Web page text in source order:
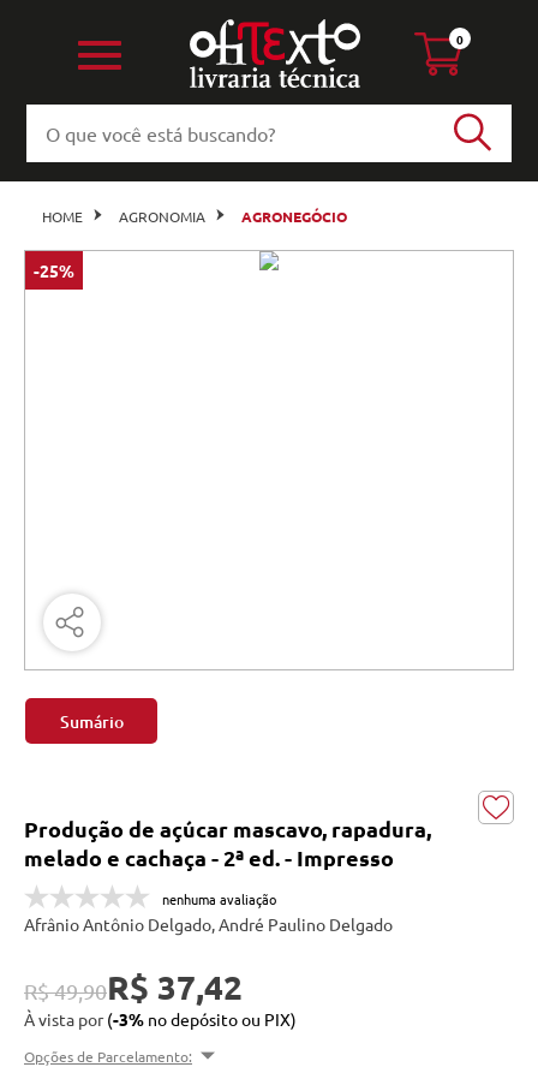
0
HOME AGRONOMIA AGRONEGÓCIO
-25%
Sumário
Produção de açúcar mascavo, rapadura,
melado e cachaça - 2ª ed. - Impresso
nenhuma avaliação
Afrânio Antônio Delgado, André Paulino Delgado
R$ 49,90R$ 37,42
À vista por(-3% no depósito ou PIX)
Opções de Parcelamento: